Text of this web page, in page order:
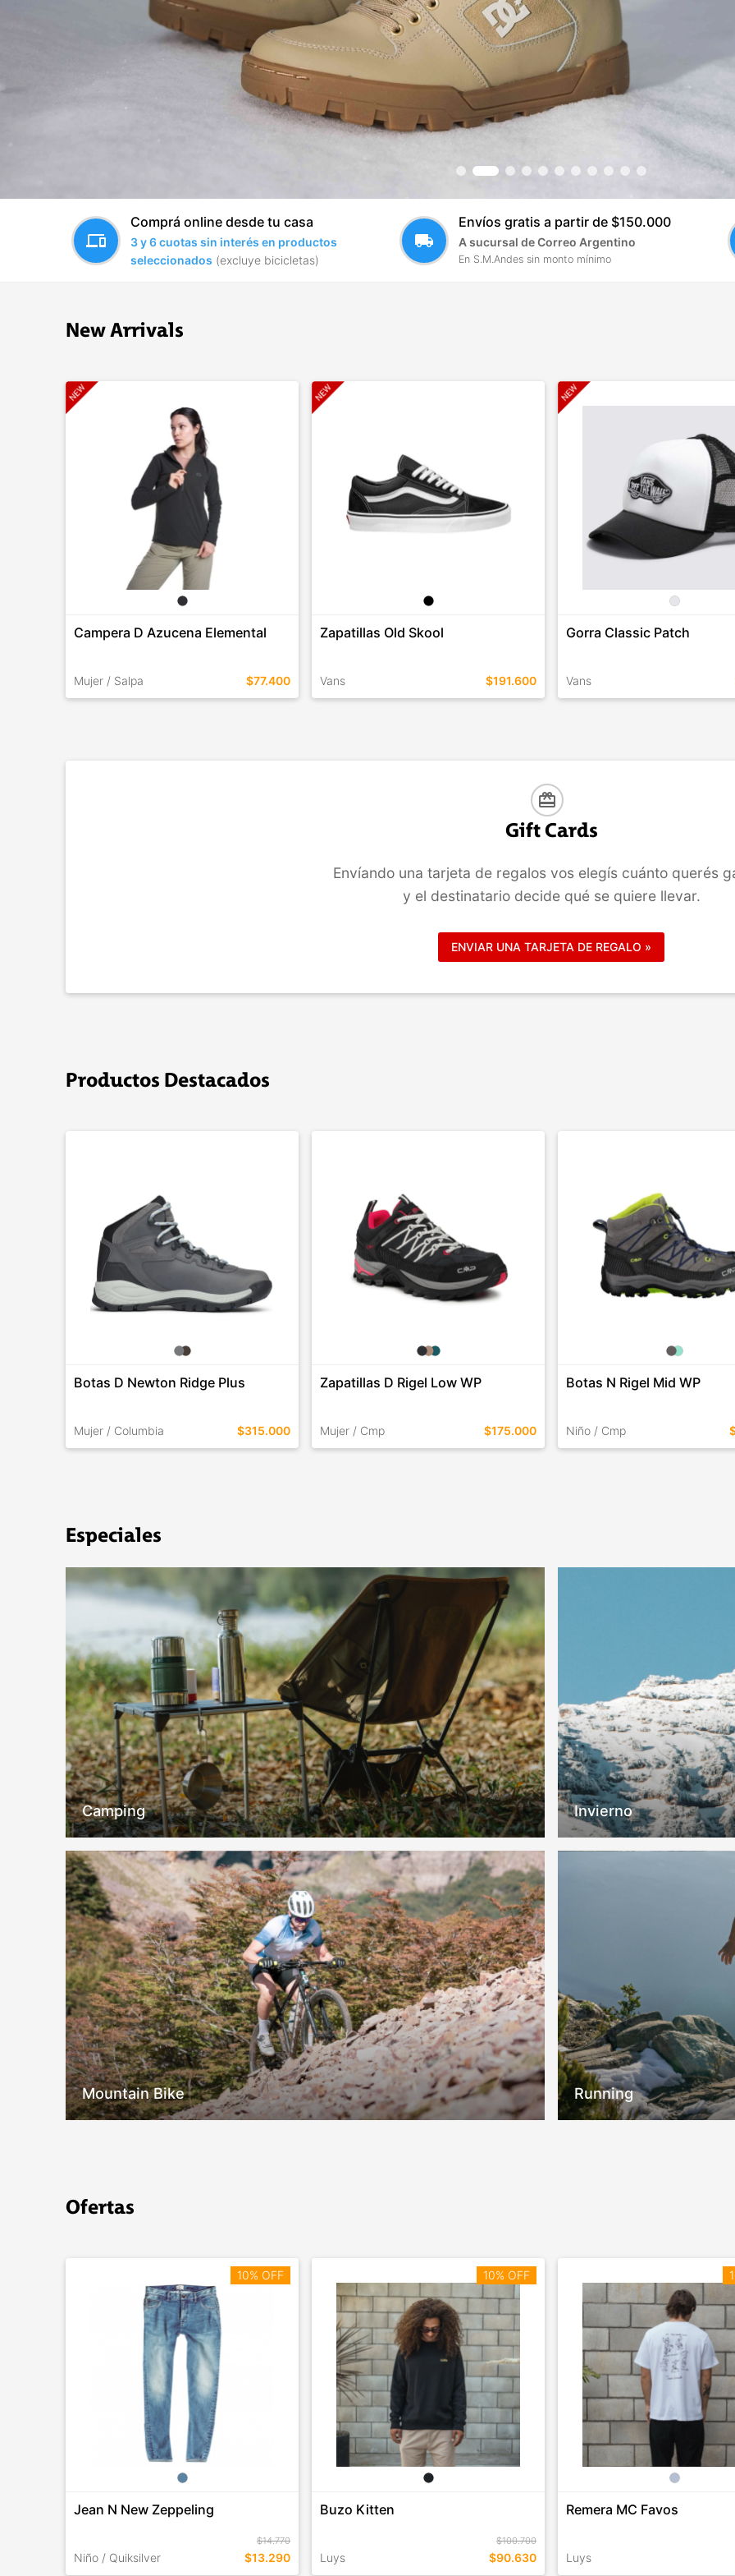
devices
Comprá online desde tu casa
3 y 6 cuotas sin interés en productos
seleccionados (excluye bicicletas)
local_shipping
Envíos gratis a partir de $150.000
A sucursal de Correo Argentino
En S.M.Andes sin monto mínimo
New Arrivals
Campera D Azucena Elemental
Mujer / Salpa $77.400
Zapatillas Old Skool
Vans $191.600
Gorra Classic Patch
Vans
card_giftcard
Gift Cards
Envíando una tarjeta de regalos vos elegís cuánto querés
y el destinatario decide qué se quiere llevar.
ENVIAR UNA TARJETA DE REGALO »
Productos Destacados
Botas D Newton Ridge Plus
Mujer / Columbia $315.000
Zapatillas D Rigel Low WP
Mujer / Cmp $175.000
Botas N Rigel Mid WP
Niño / Cmp
Especiales
Camping Invierno
Mountain Bike Running
Ofertas
10% OFF
Jean N New Zeppeling
Niño / Quiksilver $13.290
$14.770
10% OFF
Buzo Kitten
Luys $90.630
$100.700
Remera MC Favos
Luys